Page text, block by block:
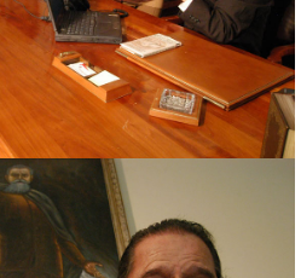
CORTESÍA DIRECTOR